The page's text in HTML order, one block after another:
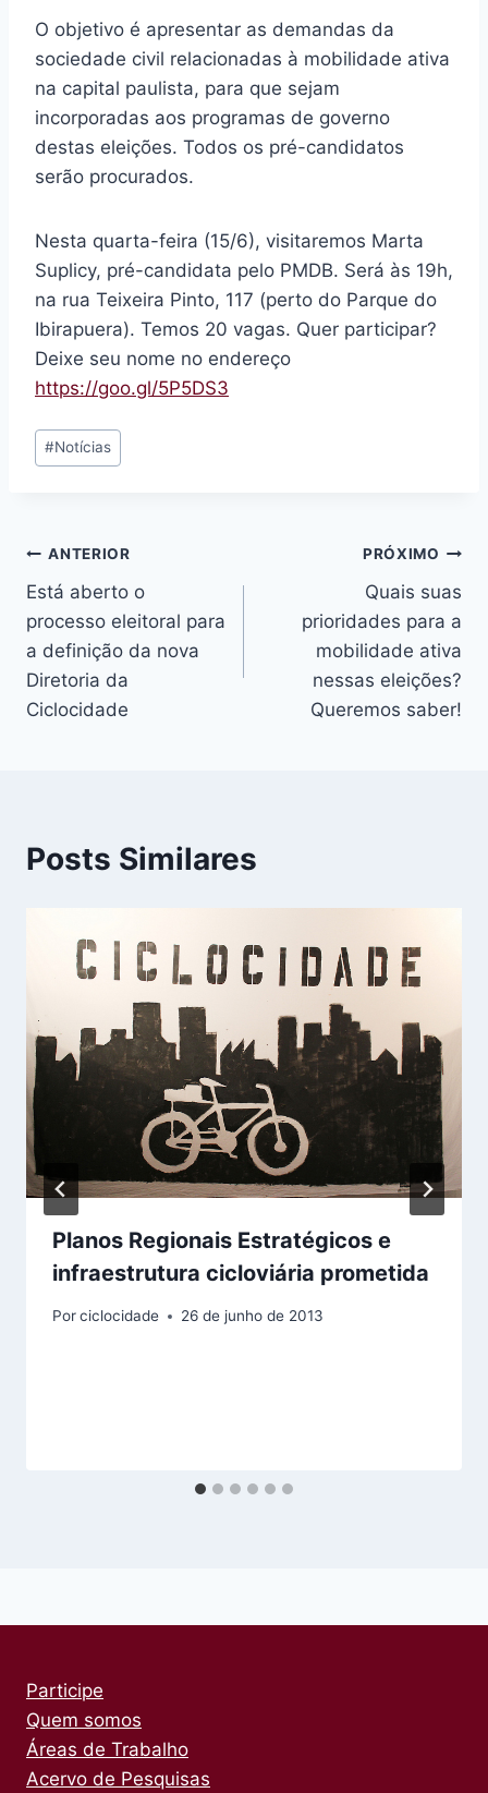
O objetivo é apresentar as demandas da
sociedade civil relacionadas à mobilidade ativa
na capital paulista, para que sejam
incorporadas aos programas de governo
destas eleições. Todos os pré-candidatos
serão procurados.
Nesta quarta-feira (15/6), visitaremos Marta
Suplicy, pré-candidata pelo PMDB. Será às 19h,
na rua Teixeira Pinto, 117 (perto do Parque do
Ibirapuera). Temos 20 vagas. Quer participar?
Deixe seu nome no endereço
https://goo.gl/5P5DS3
Tags
do
#Notícias
Navegação
de
Post
ANTERIOR
Está aberto o
processo eleitoral para
a definição da nova
Diretoria da
Ciclocidade
PRÓXIMO
Quais suas
prioridades para a
mobilidade ativa
nessas eleições?
Queremos saber!
Posts Similares
Planos Regionais Estratégicos e
infraestrutura cicloviária prometida
Porciclocidade 26 de junho de 2013
Participe
Quem somos
Áreas de Trabalho
Acervo de Pesquisas